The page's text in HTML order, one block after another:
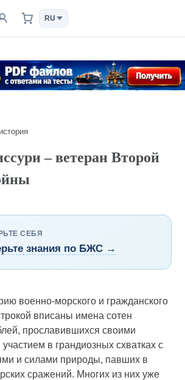
– ветеран Второй
СЕБЯ
знания по БЖС →
военно-морского и гражданского
вписаны имена сотен
прославившихся своими
в грандиозных схватках с
и силами природы, павших в
сражений. Многих из них уже